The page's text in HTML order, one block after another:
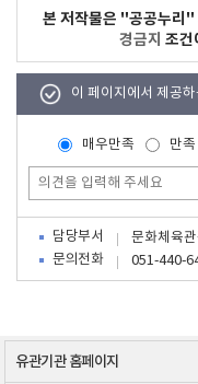
본 저작물은 "공공누리"
경금지 조건
이 페이지에서 제공
매우만족 만족
담당부서
문화체육
문의전화
051-440-
유관기관 홈페이지